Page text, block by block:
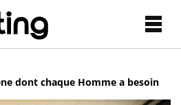
dont chaque Homme a besoin